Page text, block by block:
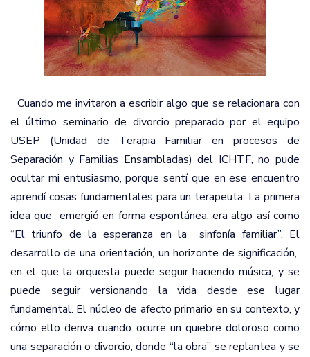
Cuando me invitaron a escribir algo que se relacionara con
el último seminario de divorcio preparado por el equipo
USEP (Unidad de Terapia Familiar en procesos de
Separación y Familias Ensambladas)del ICHTF, no pude
ocultar mi entusiasmo, porque sentí que en ese encuentro
aprendí cosas fundamentales para un terapeuta. La primera
idea que emergió en forma espontánea, era algo así como
“El triunfo de la esperanza en la
sinfonía familiar”. El
desarrollo de una orientación, un horizonte de significación,
en el que la orquesta puede seguir haciendo música, y se
puede seguir versionando la vida desde ese lugar
fundamental. El núcleo de afecto primario en su contexto, y
cómo ello deriva cuando ocurre un quiebre doloroso como
una separación o divorcio, donde “la obra” se replantea y se